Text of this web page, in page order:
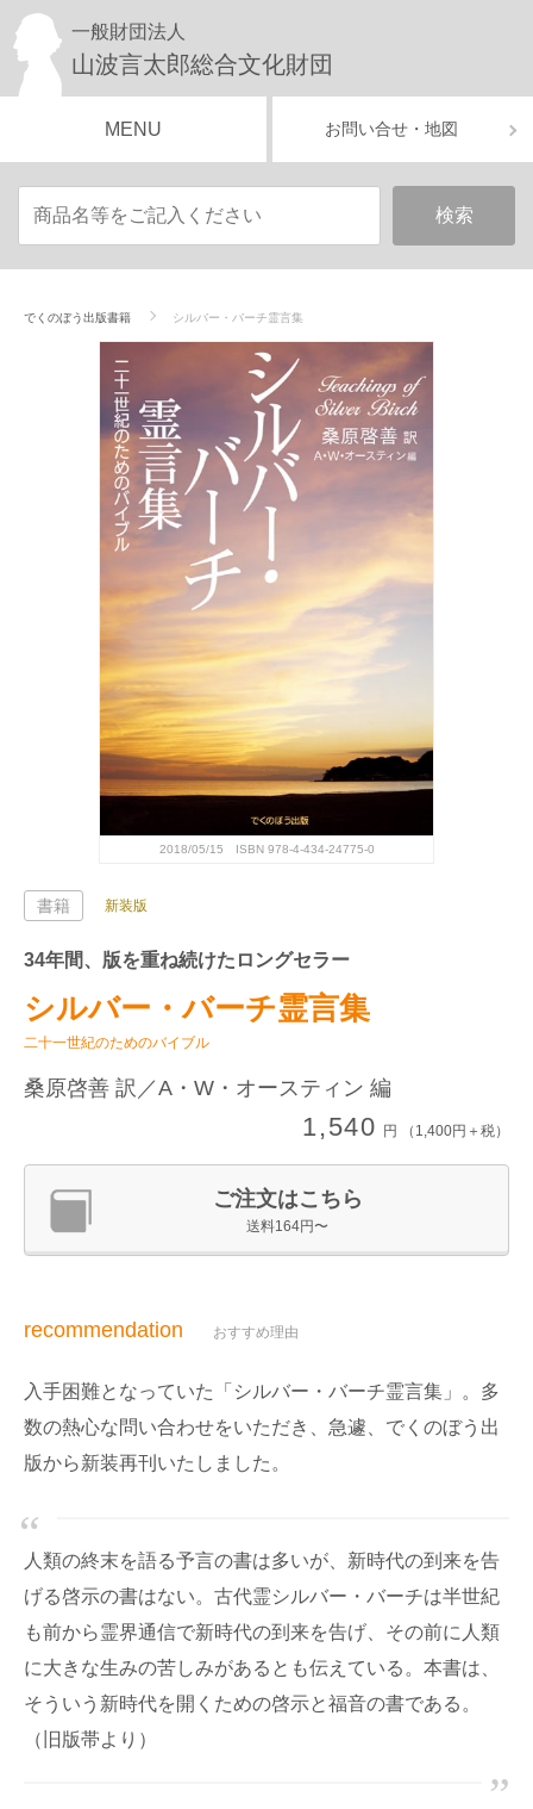
一般財団法人
山波言太郎総合文化財団
MENU お問い合せ・地図
でくのぼう出版書籍 シルバー・バーチ霊言集
2018/05/15 ISBN 978-4-434-24775-0
書籍 新装版
34年間、版を重ね続けたロングセラー
シルバー・バーチ霊言集
二十一世紀のためのバイブル
桑原啓善 訳／A・W・オースティン 編
1,540 円 （1,400円＋税）
ご注文はこちら
送料164円〜
recommendation おすすめ理由
入手困難となっていた「シルバー・バーチ霊言集」。多
数の熱心な問い合わせをいただき、急遽、でくのぼう出
版から新装再刊いたしました。
人類の終末を語る予言の書は多いが、新時代の到来を告
げる啓示の書はない。古代霊シルバー・バーチは半世紀
も前から霊界通信で新時代の到来を告げ、その前に人類
に大きな生みの苦しみがあるとも伝えている。本書は、
そういう新時代を開くための啓示と福音の書である。
（旧版帯より）